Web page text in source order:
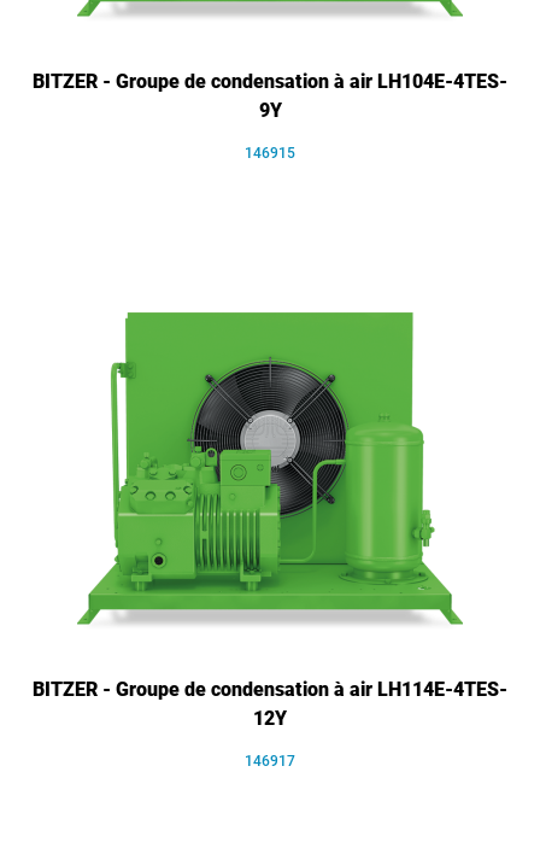
BITZER - Groupe de condensation à air LH104E-4TES-
9Y
146915
BITZER - Groupe de condensation à air LH114E-4TES-
12Y
146917